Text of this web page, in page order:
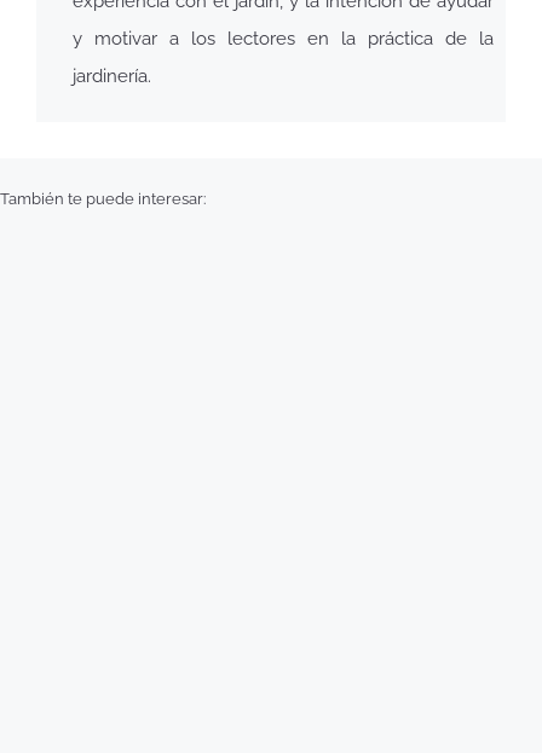
y motivar a los lectores en la práctica de la
jardinería.
También te puede interesar: